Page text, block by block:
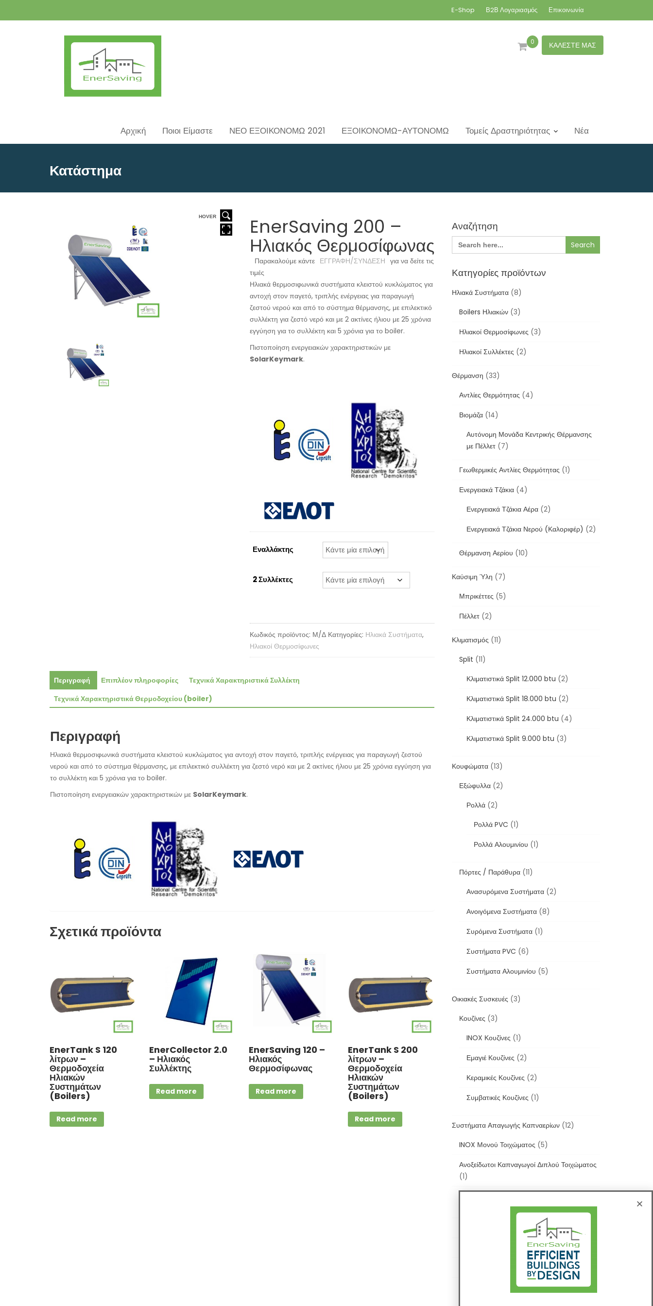
E-Shop Β2Β Λογαριασμός Επικοινωνία
ΚΑΛΕΣΤΕ ΜΑΣ
0
Αρχική Ποιοι Είμαστε ΝΕΟ ΕΞΟΙΚΟΝΟΜΩ 2021 ΕΞΟΙΚΟΝΟΜΩ-ΑΥΤΟΝΟΜΩ Τομείς Δραστηριότητας Νέα
Κατάστημα
HOVER EnerSaving 200 –
Ηλιακός Θερμοσίφωνας
Παρακαλούμε κάντε ΕΓΓΡΑΦΗ/ΣΥΝΔΕΣΗ για να δείτε τις
τιμές
Ηλιακά θερμοσιφωνικά συστήματα κλειστού κυκλώματος για
αντοχή στον παγετό, τριπλής ενέργειας για παραγωγή
ζεστού νερού και από το σύστημα θέρμανσης, με επιλεκτικό
συλλέκτη για ζεστό νερό και με 2 ακτίνες ήλιου με 25 χρόνια
εγγύηση για το συλλέκτη και 5 χρόνια για το boiler.
Πιστοποίηση ενεργειακών χαρακτηριστικών με
SolarKeymark.
Εναλλάκτης
2 Συλλέκτες
Κωδικός προϊόντος: Μ/Δ Κατηγορίες: Ηλιακά Συστήματα,
Ηλιακοί Θερμοσίφωνες
Περιγραφή Επιπλέον πληροφορίες
Τεχνικά Χαρακτηριστικά Συλλέκτη
Τεχνικά Χαρακτηριστικά Θερμοδοχείου (boiler)
Περιγραφή
Ηλιακά θερμοσιφωνικά συστήματα κλειστού κυκλώματος για αντοχή στον παγετό, τριπλής ενέργειας για παραγωγή ζεστού
νερού και από το σύστημα θέρμανσης, με επιλεκτικό συλλέκτη για ζεστό νερό και με 2 ακτίνες ήλιου με 25 χρόνια εγγύηση για
το συλλέκτη και 5 χρόνια για το boiler.
Πιστοποίηση ενεργειακών χαρακτηριστικών με SolarKeymark.
Σχετικά προϊόντα
EnerTank S 120
λίτρων –
Θερμοδοχεία
Ηλιακών
Συστημάτων
(Boilers)
Read more
EnerCollector 2.0
– Ηλιακός
Συλλέκτης
Read more
EnerSaving 120 –
Ηλιακός
Θερμοσίφωνας
Read more
EnerTank S 200
λίτρων –
Θερμοδοχεία
Ηλιακών
Συστημάτων
(Boilers)
Read more
Αναζήτηση
Search
for:
Κατηγορίες προϊόντων
Ηλιακά Συστήματα (8)
Boilers Ηλιακών (3)
Ηλιακοί Θερμοσίφωνες (3)
Ηλιακοί Συλλέκτες (2)
Θέρμανση (33)
Αντλίες Θερμότητας (4)
Βιομάζα (14)
Αυτόνομη Μονάδα Κεντρικής Θέρμανσης
με Πέλλετ (7)
Γεωθερμικές Αντλίες Θερμότητας (1)
Ενεργειακά Τζάκια (4)
Ενεργειακά Τζάκια Αέρα (2)
Ενεργειακά Τζάκια Νερού (Καλοριφέρ) (2)
Θέρμανση Αερίου (10)
Καύσιμη Ύλη (7)
Μπρικέττες (5)
Πέλλετ (2)
Κλιματισμός (11)
Split (11)
Κλιματιστικά Split 12.000 btu (2)
Κλιματιστικά Split 18.000 btu (2)
Κλιματιστικά Split 24.000 btu (4)
Κλιματιστικά Split 9.000 btu (3)
Κουφώματα (13)
Εξώφυλλα (2)
Ρολλά (2)
Ρολλά PVC (1)
Ρολλά Αλουμινίου (1)
Πόρτες / Παράθυρα (11)
Ανασυρόμενα Συστήματα (2)
Ανοιγόμενα Συστήματα (8)
Συρόμενα Συστήματα (1)
Συστήματα PVC (6)
Συστήματα Αλουμινίου (5)
Οικιακές Συσκευές (3)
Κουζίνες (3)
INOX Κουζίνες (1)
Εμαγιέ Κουζίνες (2)
Κεραμικές Κουζίνες (2)
Συμβατικές Κουζίνες (1)
Συστήματα Απαγωγής Καπναερίων (12)
INOX Μονού Τοιχώματος (5)
Ανοξείδωτοι Καπναγωγοί Διπλού Τοιχώματος
(1)
Εξαρτήματα Σύνδεσης (8)
ΙΝΟΧ Διπλού Τοιχώματος (5)
Πλαστικοί Καπναγωγοί (2)